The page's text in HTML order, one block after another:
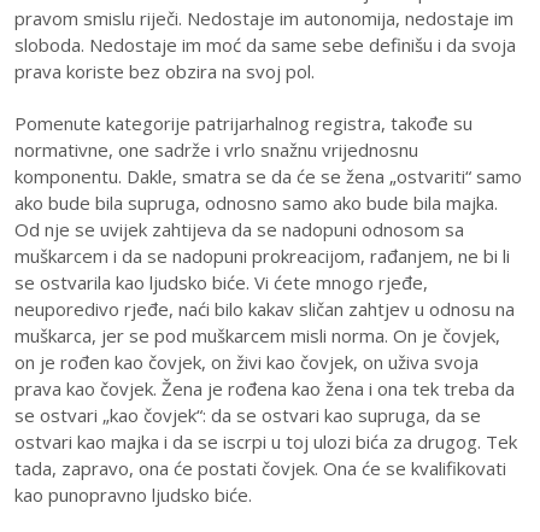
pravom smislu riječi. Nedostaje im autonomija, nedostaje im
sloboda. Nedostaje im moć da same sebe definišu i da svoja
prava koriste bez obzira na svoj pol.
Pomenute kategorije patrijarhalnog registra, takođe su
normativne, one sadrže i vrlo snažnu vrijednosnu
komponentu. Dakle, smatra se da će se žena „ostvariti“ samo
ako bude bila supruga, odnosno samo ako bude bila majka.
Od nje se uvijek zahtijeva da se nadopuni odnosom sa
muškarcem i da se nadopuni prokreacijom, rađanjem, ne bi li
se ostvarila kao ljudsko biće. Vi ćete mnogo rjeđe,
neuporedivo rjeđe, naći bilo kakav sličan zahtjev u odnosu na
muškarca, jer se pod muškarcem misli norma. On je čovjek,
on je rođen kao čovjek, on živi kao čovjek, on uživa svoja
prava kao čovjek. Žena je rođena kao žena i ona tek treba da
se ostvari „kao čovjek“: da se ostvari kao supruga, da se
ostvari kao majka i da se iscrpi u toj ulozi bića za drugog. Tek
tada, zapravo, ona će postati čovjek. Ona će se kvalifikovati
kao punopravno ljudsko biće.